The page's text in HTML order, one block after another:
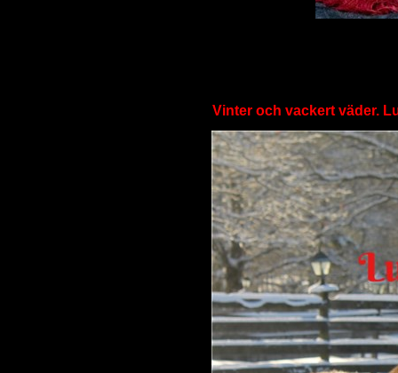
Vinter och vackert väder.